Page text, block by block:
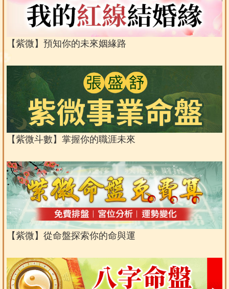
【紫微】預知你的未來姻緣路
【紫微斗數】掌握你的職涯未來
【紫微】從命盤探索你的命與運